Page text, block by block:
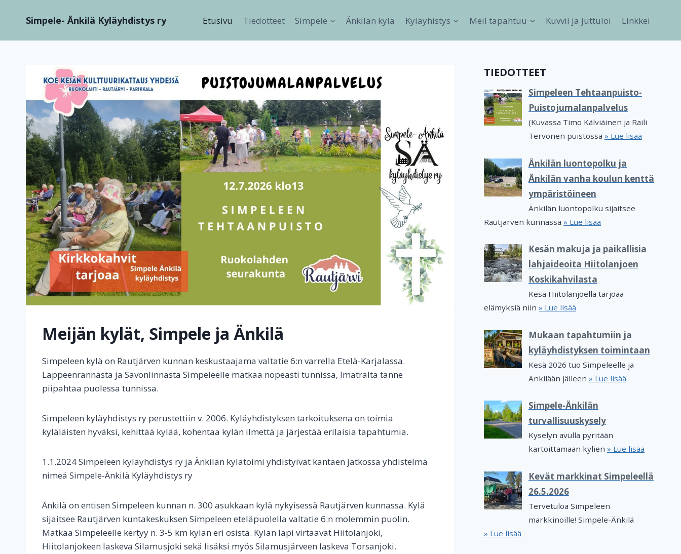
sisältöönSimpele- Änkilä Kyläyhdistys ry Etusivu Tiedotteet Simpele Änkilän kylä Kyläyhistys Meil tapahtuu Kuvvii ja juttuloi Linkkei
Meijän kylät, Simpele ja Änkilä
Simpeleen kylä on Rautjärven kunnan keskustaajama valtatie 6:n varrella Etelä-Karjalassa.
Lappeenrannasta ja Savonlinnasta Simpeleelle matkaa nopeasti tunnissa, Imatralta tänne
piipahtaa puolessa tunnissa.
Simpeleen kyläyhdistys ry perustettiin v. 2006. Kyläyhdistyksen tarkoituksena on toimia
kyläläisten hyväksi, kehittää kylää, kohentaa kylän ilmettä ja järjestää erilaisia tapahtumia.
1.1.2024 Simpeleen kyläyhdistys ry ja Änkilän kylätoimi yhdistyivät kantaen jatkossa yhdistelmä
nimeä Simpele-Änkilä Kyläyhdistys ry
Änkilä on entisen Simpeleen kunnan n. 300 asukkaan kylä nykyisessä Rautjärven kunnassa. Kylä
sijaitsee Rautjärven kuntakeskuksen Simpeleen eteläpuolella valtatie 6:n molemmin puolin.
Matkaa Simpeleelle kertyy n. 3-5 km kylän eri osista. Kylän läpi virtaavat Hiitolanjoki,
Hiitolanjokeen laskeva Silamusjoki sekä lisäksi myös Silamusjärveen laskeva Torsanjoki.
TIEDOTTEET
Simpeleen Tehtaanpuisto-
Puistojumalanpalvelus
(Kuvassa Timo Kälviäinen ja Raili
Tervonen puistossa » Lue lisää
Änkilän luontopolku ja
Änkilän vanha koulun kenttä
ympäristöineen
Änkilän luontopolku sijaitsee
Rautjärven kunnassa» Lue lisää
Kesän makuja ja paikallisia
lahjaideoita Hiitolanjoen
Koskikahvilasta
Kesä Hiitolanjoella tarjoaa
elämyksiä niin» Lue lisää
Mukaan tapahtumiin ja
kyläyhdistyksen toimintaan
Kesä 2026 tuo Simpeleelle ja
Änkilään jälleen » Lue lisää
Simpele-Änkilän
turvallisuuskysely
Kyselyn avulla pyritään
kartoittamaan kylien » Lue lisää
Kevät markkinat Simpeleellä
26.5.2026
Tervetuloa Simpeleen
markkinoille! Simpele-Änkilä
» Lue lisää